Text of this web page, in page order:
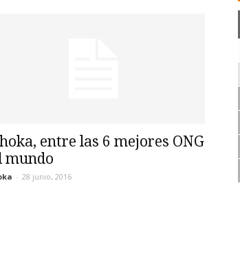
entre las 6 mejores ONG
mundo
- 28 junio, 2016